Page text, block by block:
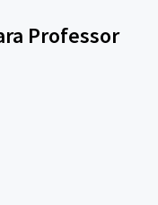
Professor